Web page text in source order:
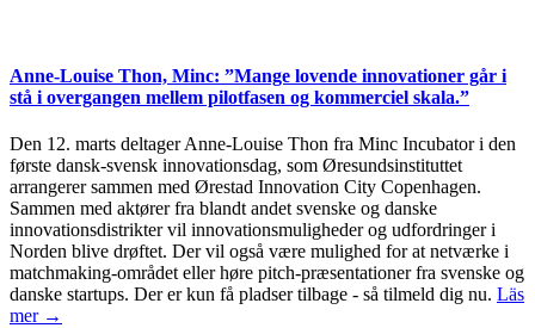
Anne-Louise Thon, Minc: ”Mange lovende innovationer går i
stå i overgangen mellem pilotfasen og kommerciel skala.”
Den 12. marts deltager Anne-Louise Thon fra Minc Incubator i den
første dansk-svensk innovationsdag, som Øresundsinstituttet
arrangerer sammen med Ørestad Innovation City Copenhagen.
Sammen med aktører fra blandt andet svenske og danske
innovationsdistrikter vil innovationsmuligheder og udfordringer i
Norden blive drøftet. Der vil også være mulighed for at netværke i
matchmaking-området eller høre pitch-præsentationer fra svenske og
danske startups. Der er kun få pladser tilbage - så tilmeld dig nu. Läs
mer →